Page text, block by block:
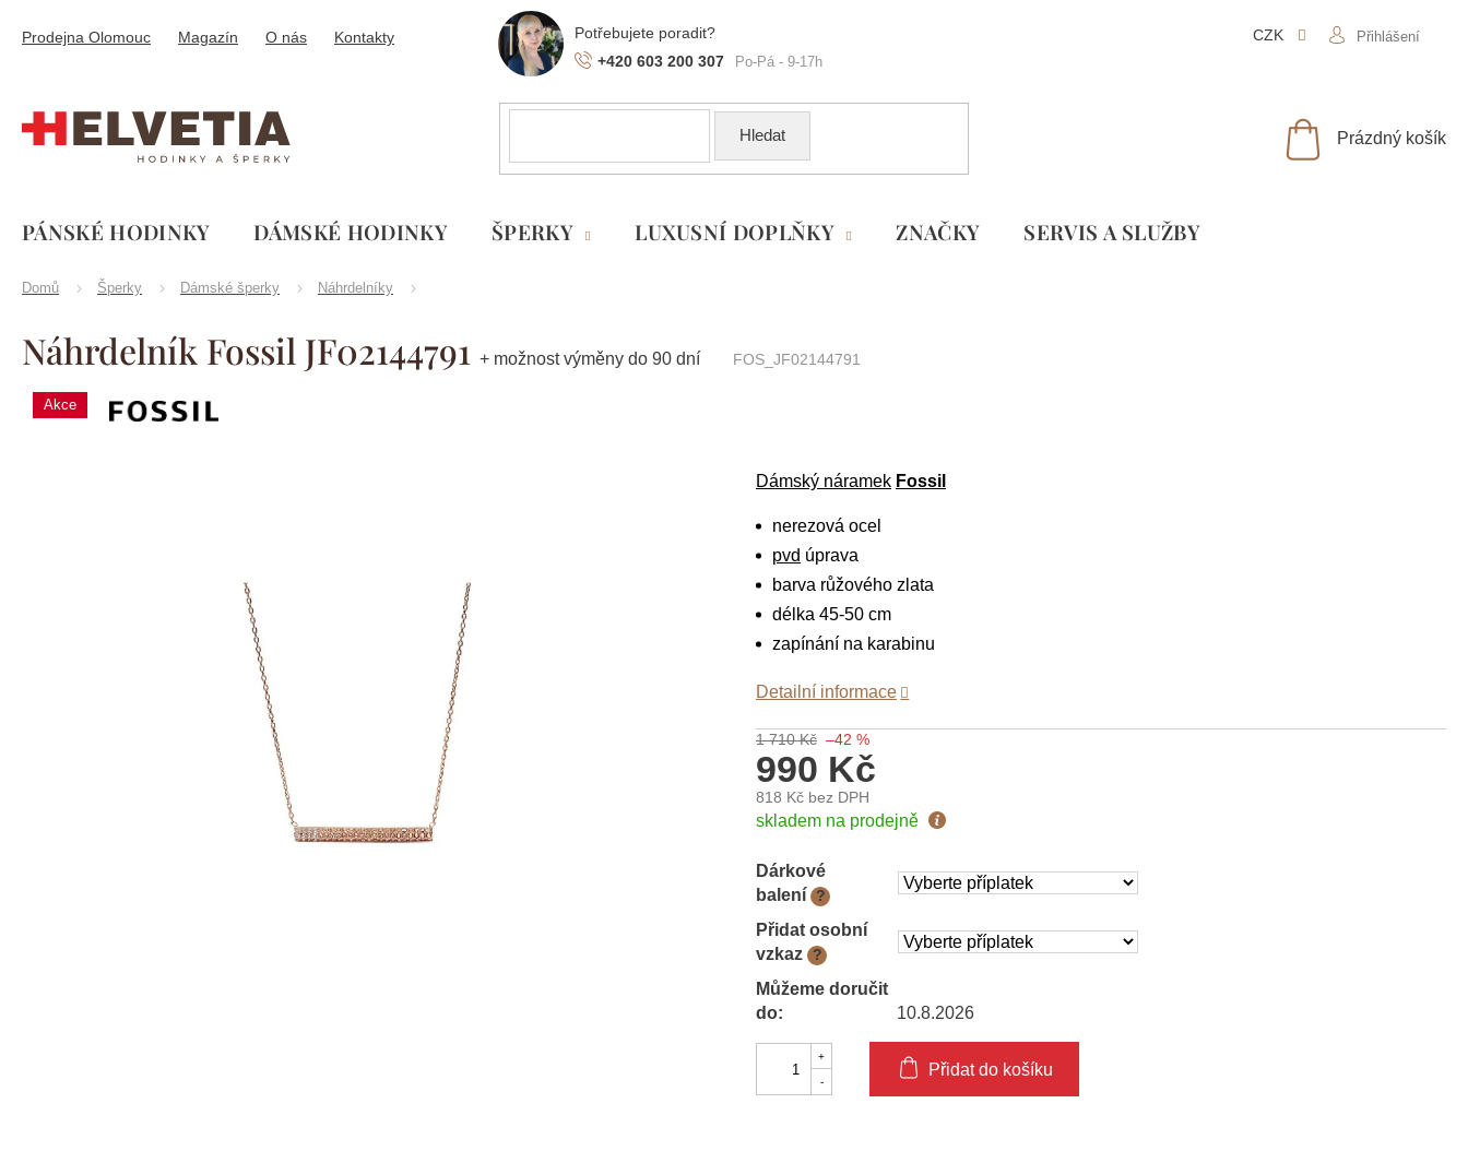
obsah
+420 603 200 307
Prodejna Olomouc Magazín O nás Kontakty CZK Přihlášení
Hledat
NÁKUPNÍ
Prázdný košík
PÁNSKÉ HODINKY DÁMSKÉ HODINKY ŠPERKY LUXUSNÍ DOPLŇKY ZNAČKY SLUŽBY
Domů Šperky Dámské šperky Náhrdelníky
Náhrdelník Fossil JF02144791 + možnost výměny do 90 dní FOS_JF02144791
Akce Značka:Fossil
1 710 Kč –42 %
990 Kč
818 Kč bez DPH
Měrná
skladem na prodejně
Dárkové
balení
?
Přidat osobní
vzkaz
?
Můžeme doručit
do:
10.8.2026
Přidat do košíku
Dámský náramek Fossil
nerezová ocel
pvd úprava
barva růžového zlata
délka 45-50 cm
zapínání na karabinu
Detailní informace